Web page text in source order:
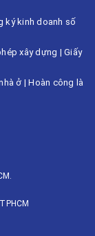
ký kinh doanh số
xây dựng | Giấy
ở |Hoàn công là